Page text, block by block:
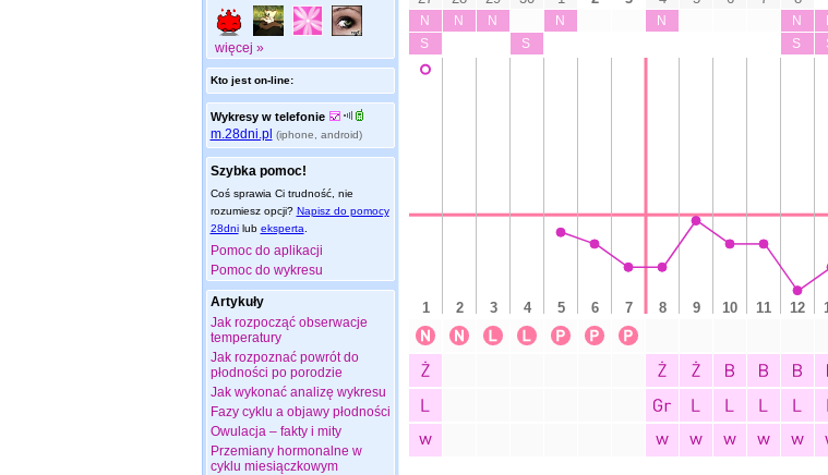
więcej »
Kto jest on-line:
Wykresy w telefonie
m.28dni.pl (iphone, android)
Szybka pomoc!
Coś sprawia Ci trudność, nie
rozumiesz opcji? Napisz do pomocy
28dnilub eksperta
Pomoc do aplikacji
Pomoc do wykresu
Artykuły
Jak rozpocząć obserwacje
temperatury
Jak rozpoznać powrót do
płodności po porodzie
Jak wykonać analizę wykresu
Fazy cyklu a objawy płodności
Owulacja – fakty i mity
Przemiany hormonalne w
cyklu miesiączkowym